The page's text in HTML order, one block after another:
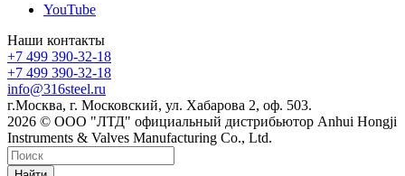
YouTube
Наши контакты
+7 499 390-32-18
+7 499 390-32-18
info@316steel.ru
г.Москва, г. Московский, ул. Хабарова 2, оф. 503.
2026 © ООО "ЛТД" официальный дистрибьютор Anhui Hongji
Instruments & Valves Manufacturing Co., Ltd.